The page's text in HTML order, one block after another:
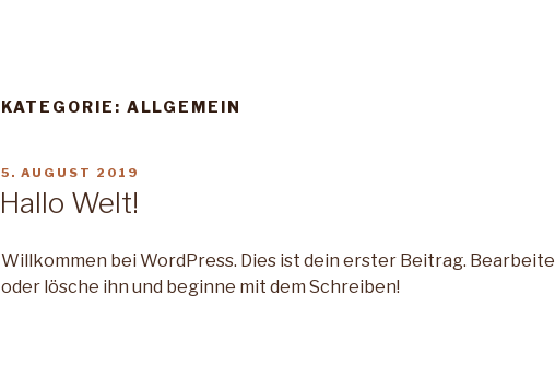
KATEGORIE: ALLGEMEIN
VERÖFFENTLICHT
5. AUGUST 2019
Hallo Welt!
Willkommen bei WordPress. Dies ist dein erster Beitrag. Bearbeite
oder lösche ihn und beginne mit dem Schreiben!